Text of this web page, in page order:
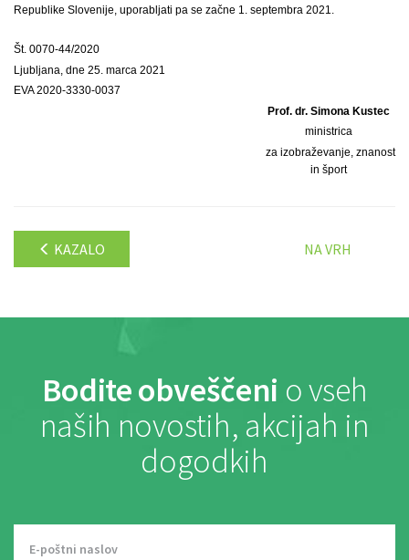
Republike Slovenije, uporabljati pa se začne 1. septembra 2021.
Št. 0070-44/2020
Ljubljana, dne 25. marca 2021
EVA 2020-3330-0037
Prof. dr. Simona Kustec
ministrica
za izobraževanje, znanost
in šport
KAZALO NA VRH
Bodite obveščeni o vseh
naših novostih, akcijah in
dogodkih